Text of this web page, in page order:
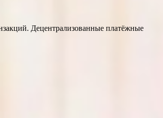
Децентрализованные платёжные